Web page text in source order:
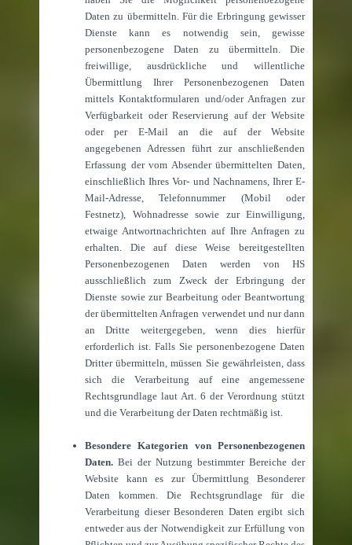
Daten zu übermitteln. Für die Erbringung gewisser
Dienste kann es notwendig sein, gewisse
personenbezogene Daten zu übermitteln. Die
freiwillige, ausdrückliche und willentliche
Übermittlung Ihrer Personenbezogenen Daten
mittels Kontaktformularen und/oder Anfragen zur
Verfügbarkeit oder Reservierung auf der Website
oder per E-Mail an die auf der Website
angegebenen Adressen führt zur anschließenden
Erfassung der vom Absender übermittelten Daten,
einschließlich Ihres Vor- und Nachnamens, Ihrer E-
Mail-Adresse, Telefonnummer (Mobil oder
Festnetz), Wohnadresse sowie zur Einwilligung,
etwaige Antwortnachrichten auf Ihre Anfragen zu
erhalten. Die auf diese Weise bereitgestellten
Personenbezogenen Daten werden von HS
ausschließlich zum Zweck der Erbringung der
Dienste sowie zur Bearbeitung oder Beantwortung
der übermittelten Anfragen verwendet und nur dann
an Dritte weitergegeben, wenn dies hierfür
erforderlich ist. Falls Sie personenbezogene Daten
Dritter übermitteln, müssen Sie gewährleisten, dass
sich die Verarbeitung auf eine angemessene
Rechtsgrundlage laut Art. 6 der Verordnung stützt
und die Verarbeitung der Daten rechtmäßig ist.
Besondere Kategorien von Personenbezogenen
Daten. Bei der Nutzung bestimmter Bereiche der
Website kann es zur Übermittlung Besonderer
Daten kommen. Die Rechtsgrundlage für die
Verarbeitung dieser Besonderen Daten ergibt sich
entweder aus der Notwendigkeit zur Erfüllung von